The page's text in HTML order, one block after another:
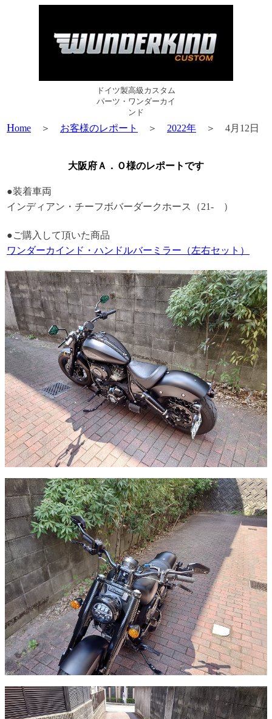
ドイツ製高級カスタム
パーツ・ワンダーカイ
ンド
Home ＞ お客様のレポート ＞ 2022年 ＞ 4月12日
大阪府Ａ．Ｏ様のレポートです
●装着車両
インディアン・チーフボバーダークホース（21- ）
●ご購入して頂いた商品
ワンダーカインド・ハンドルバーミラー（左右セット）